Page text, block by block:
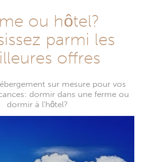
ou hôtel?
parmi les
offres
sur mesure pour vos
dormir dans une ferme ou
dormir à l'hôtel?